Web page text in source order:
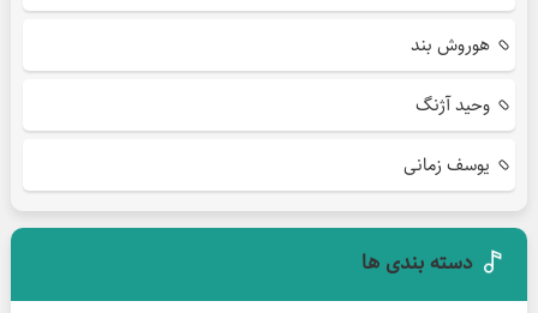
هوروش بند
وحید آژنگ
یوسف زمانی
دسته بندی ها